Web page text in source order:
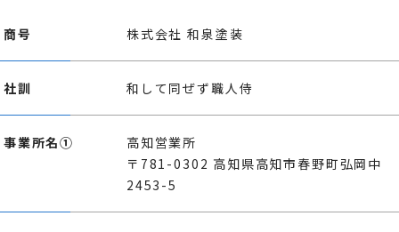
商号 株式会社 和泉塗装
社訓 和して同ぜず職人侍
事業所名①
高知営業所
〒781-0302 高知県高知市春野町弘岡中
2453-5